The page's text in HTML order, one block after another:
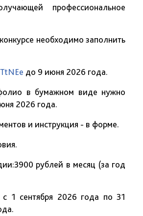
профессиональное
необходимо заполнить
до 9 июня 2026 года.
в бумажном виде нужно
2026 года.
и инструкция - в форме.
рублей в месяц (за год
1 сентября 2026 года по 31